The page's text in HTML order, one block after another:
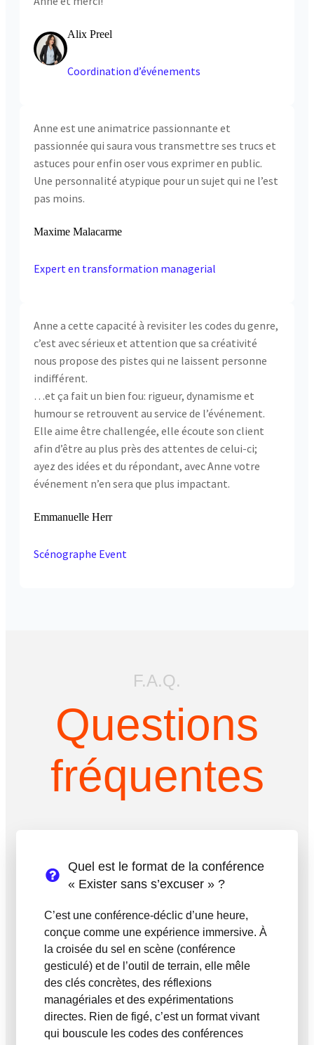
Alix Preel
Coordination d’événements
Anne est une animatrice passionnante et
passionnée qui saura vous transmettre ses trucs et
astuces pour enfin oser vous exprimer en public.
Une personnalité atypique pour un sujet qui ne l’est
pas moins.
Maxime Malacarme
Expert en transformation managerial
Anne a cette capacité à revisiter les codes du genre,
c’est avec sérieux et attention que sa créativité
nous propose des pistes qui ne laissent personne
indifférent.
…et ça fait un bien fou: rigueur, dynamisme et
humour se retrouvent au service de l’événement.
Elle aime être challengée, elle écoute son client
afin d’être au plus près des attentes de celui-ci;
ayez des idées et du répondant, avec Anne votre
événement n’en sera que plus impactant.
Emmanuelle Herr
Scénographe Event
F.A.Q.
Questions
fréquentes
Quel est le format de la conférence
« Exister sans s’excuser » ?
C’est une conférence-déclic d’une heure,
conçue comme une expérience immersive. À
la croisée du sel en scène (conférence
gesticulé) et de l’outil de terrain, elle mêle
des clés concrètes, des réflexions
managériales et des expérimentations
directes. Rien de figé, c’est un format vivant
qui bouscule les codes des conférences